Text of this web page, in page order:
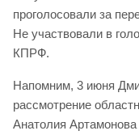
проголосовали за
Не участвовали в
КПРФ.
Напомним, 3 июня
рассмотрение
Анатолия